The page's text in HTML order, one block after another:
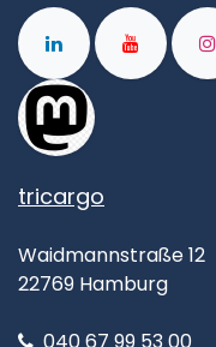
tricargo
Waidmannstraße 12
22769 Hamburg